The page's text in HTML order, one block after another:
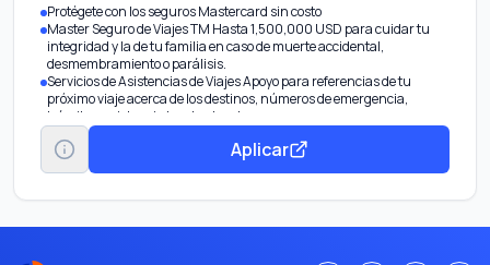
Protégete con los seguros Mastercard sin costo
Master Seguro de Viajes TM Hasta 1,500,000 USD para cuidar tu
integridad y la de tu familia en caso de muerte accidental,
desmembramiento o parálisis.
Servicios de Asistencias de Viajes Apoyo para referencias de tu
próximo viaje acerca de los destinos, números de emergencia,
trámites, asistencia legal y otros temas.
Master Assist Black Cobertura en caso de lesión o enfermedad por
hasta 200,000 USD en tus viajes alrededor del mundo.
Aplicar